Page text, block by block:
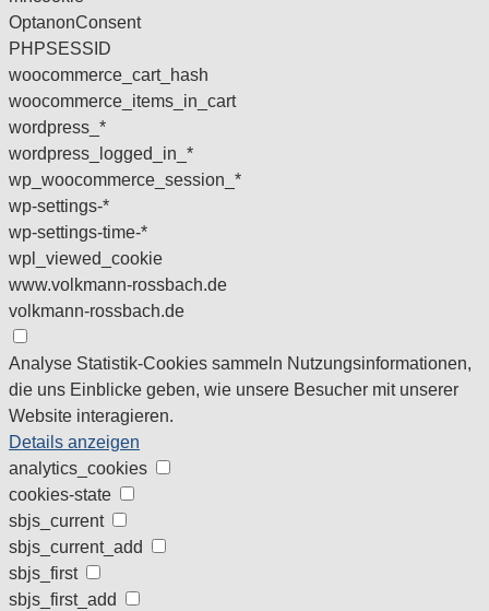
OptanonConsent
PHPSESSID
woocommerce_cart_hash
woocommerce_items_in_cart
wordpress_*
wordpress_logged_in_*
wp_woocommerce_session_*
wp-settings-*
wp-settings-time-*
wpl_viewed_cookie
www.volkmann-rossbach.de
volkmann-rossbach.de
Analyse Statistik-Cookies sammeln Nutzungsinformationen,
die uns Einblicke geben, wie unsere Besucher mit unserer
Website interagieren.
Details anzeigen
analytics_cookies
cookies-state
sbjs_current
sbjs_current_add
sbjs_first
sbjs_first_add